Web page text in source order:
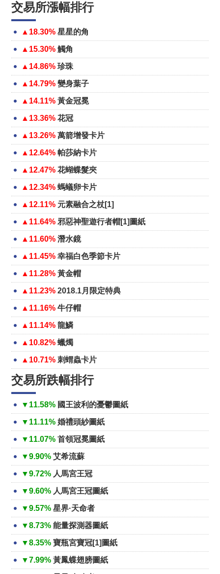
交易所漲幅排行
▲18.30% 星星的角
▲15.30% 觸角
▲14.86% 珍珠
▲14.79% 變身葉子
▲14.11% 黃金冠冕
▲13.36% 花冠
▲13.26% 萬箭增發卡片
▲12.64% 帕莎納卡片
▲12.47% 花蝴蝶髮夾
▲12.34% 螞蟻卵卡片
▲12.11% 元素融合之杖[1]
▲11.64% 邪惡神聖遊行者帽[1]圖紙
▲11.60% 潛水鏡
▲11.45% 幸福白色季節卡片
▲11.28% 黃金帽
▲11.23% 2018.1月限定特典
▲11.16% 牛仔帽
▲11.14% 龍鱗
▲10.82% 蠟燭
▲10.71% 刺蝟蟲卡片
交易所跌幅排行
▼11.58% 國王波利的憂鬱圖紙
▼11.11% 婚禮頭紗圖紙
▼11.07% 首領冠冕圖紙
▼9.90% 艾希流蘇
▼9.72% 人馬宮王冠
▼9.60% 人馬宮王冠圖紙
▼9.57% 星界·天命者
▼8.73% 能量探測器圖紙
▼8.35% 寶瓶宮寶冠[1]圖紙
▼7.99% 黃鳳蝶翅膀圖紙